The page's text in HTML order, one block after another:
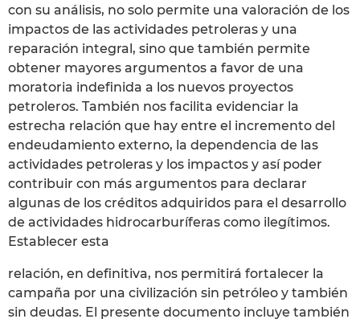
con su análisis, no solo permite una valoración de los
impactos de las actividades petroleras y una
reparación integral, sino que también permite
obtener mayores argumentos a favor de una
moratoria indefinida a los nuevos proyectos
petroleros. También nos facilita evidenciar la
estrecha relación que hay entre el incremento del
endeudamiento externo, la dependencia de las
actividades petroleras y los impactos y así poder
contribuir con más argumentos para declarar
algunas de los créditos adquiridos para el desarrollo
de actividades hidrocarburíferas como ilegítimos.
Establecer esta
relación, en definitiva, nos permitirá fortalecer la
campaña por una civilización sin petróleo y también
sin deudas. El presente documento incluye también